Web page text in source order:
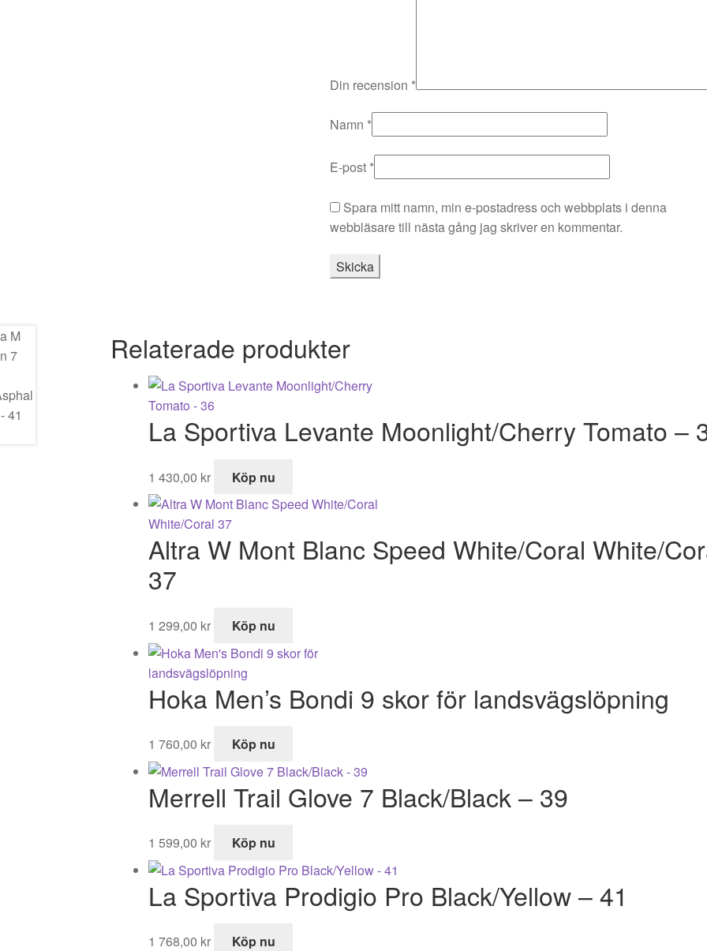
Din recension *
Namn *
E-post *
Spara mitt namn, min e-postadress och webbplats i denna
webbläsare till nästa gång jag skriver en kommentar.
Relaterade produkter
La Sportiva Levante Moonlight/Cherry Tomato –
1 430,00 kr Köp nu
Altra W Mont Blanc Speed White/Coral White/
37
1 299,00 kr Köp nu
Hoka Men’s Bondi 9 skor för landsvägslöpning
1 760,00 kr Köp nu
Merrell Trail Glove 7 Black/Black – 39
1 599,00 kr Köp nu
La Sportiva Prodigio Pro Black/Yellow – 41
1 768,00 kr Köp nu